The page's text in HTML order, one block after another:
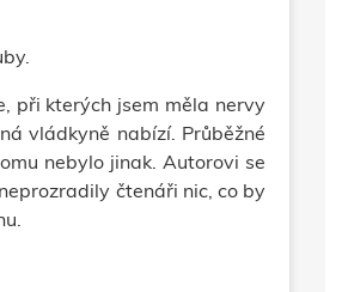
při kterých jsem měla nervy
vládkyně nabízí. Průběžné
nebylo jinak. Autorovi se
čtenáři nic, co by